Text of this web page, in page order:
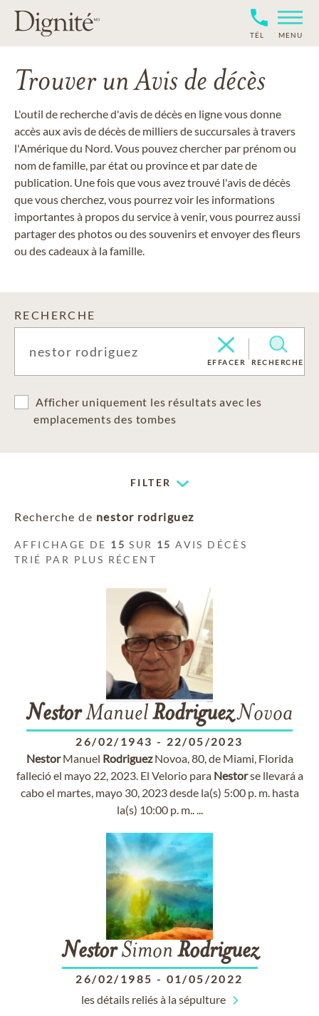
TÉL MENU
Trouver un Avis de décès
L'outil de recherche d'avis de décès en ligne vous donne
accès aux avis de décès de milliers de succursales à travers
l'Amérique du Nord. Vous pouvez chercher par prénom ou
nom de famille, par état ou province et par date de
publication. Une fois que vous avez trouvé l'avis de décès
que vous cherchez, vous pourrez voir les informations
importantes à propos du service à venir, vous pourrez aussi
partager des photos ou des souvenirs et envoyer des fleurs
ou des cadeaux à la famille.
RECHERCHE
EFFACER RECHERCHE
Afficher uniquement les résultats avec les
emplacements des tombes
FILTER
Recherche de nestor rodriguez
AFFICHAGE DE 15 SUR 15 AVIS DÉCÈS
TRIÉ PAR PLUS RÉCENT
NestorManuelRodriguezNovoa
26/02/1943 - 22/05/2023
NestorManuel RodriguezNovoa, 80, de Miami, Florida
falleció el mayo 22, 2023. El Velorio para Nestorse llevará a
cabo el martes, mayo 30, 2023 desde la(s) 5:00 p. m. hasta
la(s) 10:00 p. m.. ...
NestorSimon Rodriguez
26/02/1985 - 01/05/2022
les détails reliés à la sépulture